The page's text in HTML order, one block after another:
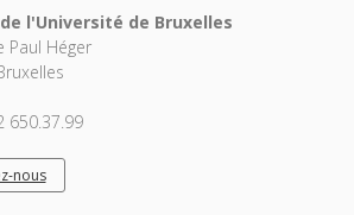
l'Université de Bruxelles
Paul Héger
650.37.99
nous